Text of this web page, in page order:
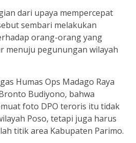
dari upaya mempercepat
sembari melakukan
orang-orang yang
menuju pegunungan wilayah
Humas Ops Madago Raya
Budiyono, bahwa
foto DPO teroris itu tidak
Poso, tetapi juga harus
titik area Kabupaten Parimo.